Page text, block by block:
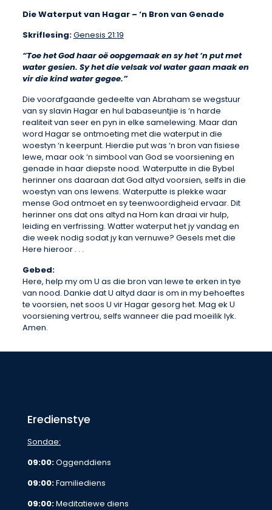
Die Waterput van Hagar – ‘n Bron van Genade
Skriflesing:Genesis 21:19
“Toe het God haar oë oopgemaak en sy het ‘n put met
water gesien. Sy het die velsak vol water gaan maak en
vir die kind water gegee.”
Die voorafgaande gedeelte van Abraham se wegstuur
van sy slavin Hagar en hul babaseuntjie is ‘n harde
realiteit van seer en pyn in elke samelewing. Maar dan
word Hagar se ontmoeting met die waterput in die
woestyn ‘n keerpunt. Hierdie put was ‘n bron van fisiese
lewe, maar ook ‘n simbool van God se voorsiening en
genade in haar diepste nood. Waterputte in die Bybel
herinner ons daaraan dat God altyd voorsien, selfs in die
woestyn van ons lewens. Waterputte is plekke waar
mense God ontmoet en sy teenwoordigheid ervaar. Dit
herinner ons dat ons altyd na Hom kan draai vir hulp,
leiding en verfrissing. Watter waterput het jy vandag en
die week nodig sodat jy kan vernuwe? Gesels met die
Here hieroor . . .
Gebed:
Here, help my om U as die bron van lewe te erken in tye
van nood. Dankie dat U altyd daar is om in my behoeftes
te voorsien, net soos U vir Hagar gesorg het. Mag ek U
voorsiening vertrou, selfs wanneer die pad moeilik lyk.
Amen.
Eredienstye
Sondae:
09:00:Oggenddiens
09:00:Familiediens
09:00:Meditatiewe diens